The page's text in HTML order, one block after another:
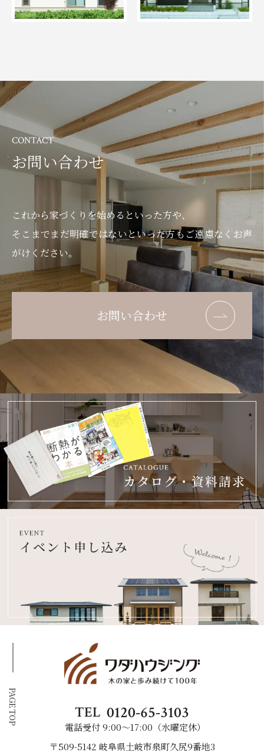
CONTACT
お問い合わせ
これから家づくりを始めるといった方や、
そこまでまだ明確ではないといった方もご遠慮なくお声
がけください。
お問い合わせ
TEL 0120-65-3103
電話受付 9:00〜17:00（水曜定休）
〒509-5142 岐阜県土岐市泉町久尻9番地3
PAGE TOP